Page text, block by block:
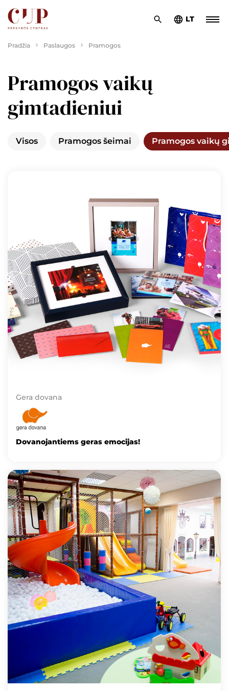
LT
Pradžia Paslaugos Pramogos
Pramogos vaikų
gimtadieniui
Visos Pramogos šeimai Pramogos vaikų
Gera dovana
Dovanojantiems geras emocijas!